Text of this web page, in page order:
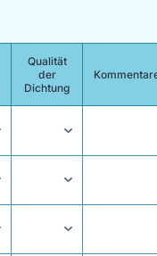
Qualität
der
Dichtung